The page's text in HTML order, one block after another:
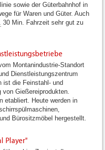
sowie der Güterbahnhof in
für Waren und Güter. Auch
30 Min. Fahrzeit sehr gut zu
Montanindustrie-Standort
Dienstleistungszentrum
ist die Feinstahl- und
Gießereiprodukten.
etabliert. Heute werden in
Bürositzmöbel hergestellt.
Player"